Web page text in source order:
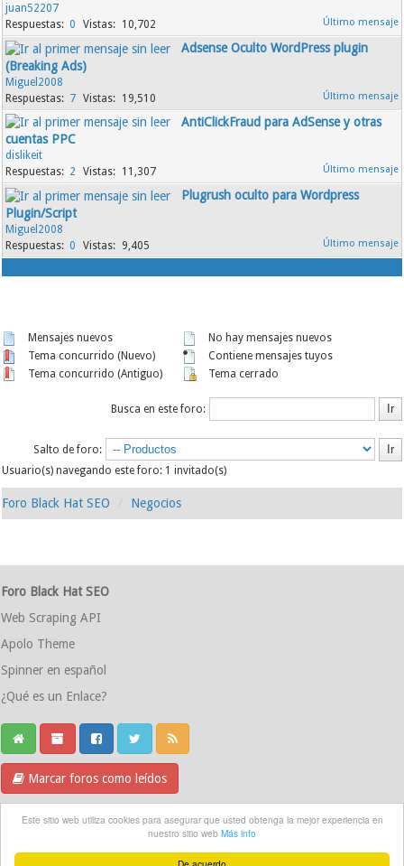
Este sitio web utiliza cookies para asegurar que usted obtenga la mejor experiencia en
nuestro sitio web Más info
juan52207
0
10,702
Adsense Oculto WordPress plugin
(Breaking Ads)
Miguel2008
7
19,510
AntiClickFraud para AdSense y otras
cuentas PPC
dislikeit
2
11,307
Plugrush oculto para Wordpress
Plugin/Script
Miguel2008
0
9,405
Mensajes nuevos
Tema concurrido (Nuevo)
Tema concurrido (Antiguo)
No hay mensajes nuevos
Contiene mensajes tuyos
Tema cerrado
Busca en este foro:
Salto de foro:
Usuario(s) navegando este foro: 1 invitado(s)
Foro Black Hat SEO Negocios
Foro Black Hat SEO
Web Scraping API
Apolo Theme
Spinner en español
¿Qué es un Enlace?
Marcar foros como leídos
Grupo Telegram